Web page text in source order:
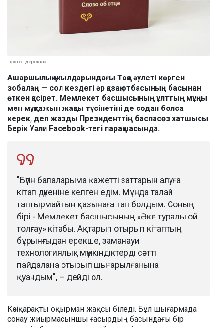
фото: дереккөз
Ашаршылық жылдарындағы Тоқа әулеті көрген
зобалаң — сол кездегі әр қазақ отбасының басынан
өткен қасірет. Мемлекет басшысының ұлттың мұңы
мен мұқтажын жақсы түсінетіні де содан болса
керек, деп жазды Президенттің баспасөз хатшысы
Берік Уәли Facebook-тегі парақшасында.
"Бүгін балаларыма қажетті заттарын алуға
кітап дүкеніне келген едім. Мұнда талай
таптырмайтын қазынаға тап болдым. Соның
бірі - Мемлекет басшысының «Әке туралы ой
толғау» кітабы. Ақтарып отырып кітаптың
бұрынғыдан ерекше, заманауи
технологиялық мүмкіндіктерді сәтті
пайдалана отырып шығарылғанына
қуандым", – дейді ол.
Көзіқарақты оқырман жақсы біледі. Бұл шығармада
сонау жиырмасыншы ғасырдың басындағы бір